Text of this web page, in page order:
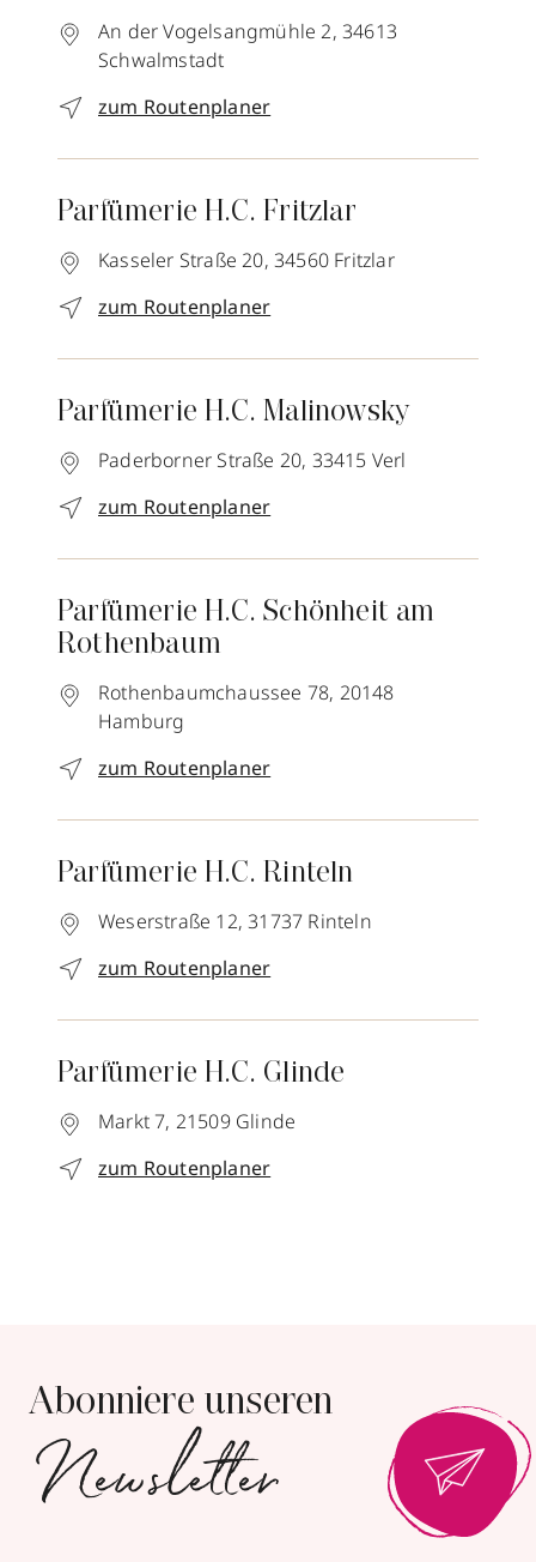
An der Vogelsangmühle 2, 34613
Schwalmstadt
zum Routenplaner
Parfümerie H.C. Fritzlar
Kasseler Straße 20, 34560 Fritzlar
zum Routenplaner
Parfümerie H.C. Malinowsky
Paderborner Straße 20, 33415 Verl
zum Routenplaner
Parfümerie H.C. Schönheit am
Rothenbaum
Rothenbaumchaussee 78, 20148
Hamburg
zum Routenplaner
Parfümerie H.C. Rinteln
Weserstraße 12, 31737 Rinteln
zum Routenplaner
Parfümerie H.C. Glinde
Markt 7, 21509 Glinde
zum Routenplaner
Abonniere unseren
Newsletter